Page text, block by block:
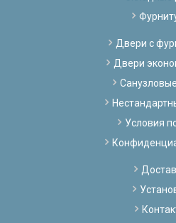
Двери с
Двери
Условия